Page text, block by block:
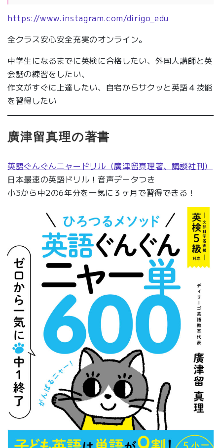
https://www.instagram.com/dirigo_edu
全クラス安心安全充実のオンライン。
中学生になるまでに英検に合格したい、外国人講師と英
会話の練習をしたい、
作文がすぐに上達したい、自宅からサクッと英語４技能
を習得したい
廣津留真理の著書
英語ぐんぐんニャードリル（廣津留真理著、講談社刊）
日本最速の英語ドリル！音声データつき
小3から中2の6年分を一気に３ヶ月で習得できる！